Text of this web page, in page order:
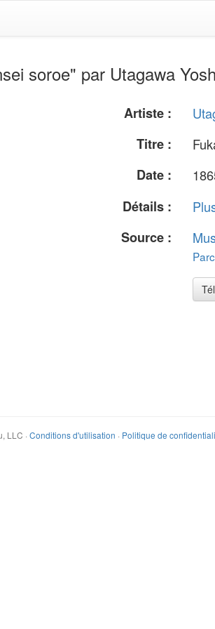
soroe" par Utagawa
Artiste :
Titre :
Date :
Détails :
Source :
LLC · Conditions d'utilisation · Politique de